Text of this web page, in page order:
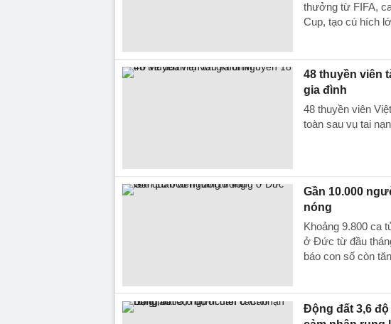
thưởng từ FIFA,
Cup, tạo cú hích
48 thuyền viên
gia đình
48 thuyền viên
toàn sau vụ tai
Gần 10.000
nóng
Khoảng 9.800 ca
ở Đức từ đầu
báo con số còn
Động đất 3,6